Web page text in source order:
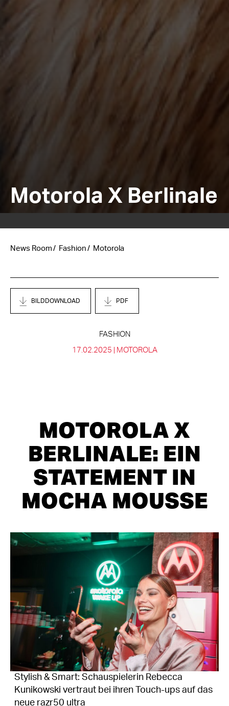
Motorola X Berlinale
News Room Fashion Motorola
BILDDOWNLOAD PDF
FASHION
17.02.2025 | MOTOROLA
MOTOROLA X
BERLINALE: EIN
STATEMENT IN
MOCHA MOUSSE
Stylish & Smart: Schauspielerin Rebecca
Kunikowski vertraut bei ihren Touch-ups auf das
neue razr50 ultra